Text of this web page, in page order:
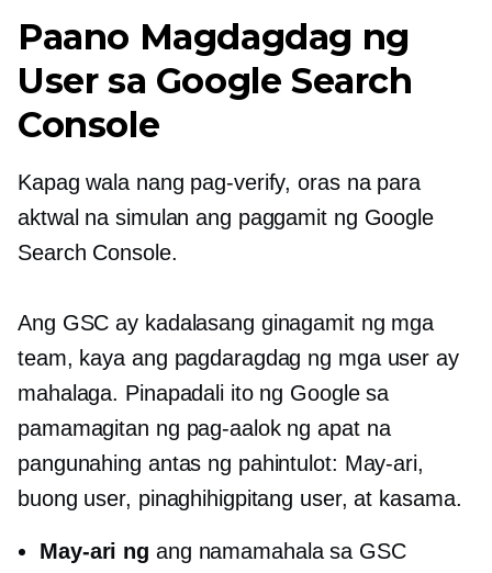
Paano Magdagdag ng
User sa Google Search
Console
Kapag wala nang pag-verify, oras na para
aktwal na simulan ang paggamit ng Google
Search Console.
Ang GSC ay kadalasang ginagamit ng mga
team, kaya ang pagdaragdag ng mga user ay
mahalaga. Pinapadali ito ng Google sa
pamamagitan ng pag-aalok ng apat na
pangunahing antas ng pahintulot: May-ari,
buong user, pinaghihigpitang user, at kasama.
May-ari ng ang namamahala sa GSC